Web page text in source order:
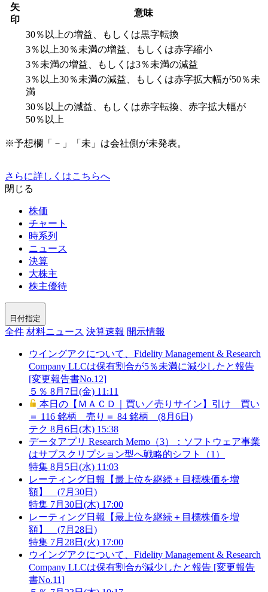
矢
印
意味
30％以上の増益、もしくは黒字転換
3％以上30％未満の増益、もしくは赤字縮小
3％未満の増益、もしくは3％未満の減益
3％以上30％未満の減益、もしくは赤字拡大幅が50％未
満
30％以上の減益、もしくは赤字転換、赤字拡大幅が
50％以上
※予想欄「－」「未」は会社側が未発表。
さらに詳しくはこちらへ
閉じる
株価
チャート
時系列
ニュース
決算
大株主
株主優待
日付指定
全件 材料ニュース 決算速報 開示情報
ウイングアクについて、Fidelity Management & Research
Company LLCは保有割合が5％未満に減少したと報告
[変更報告書No.12]
５％ 8月7日(金) 11:11
本日の【ＭＡＣＤ｜買い／売りサイン】引け 買い
＝ 116 銘柄 売り＝ 84 銘柄 (8月6日)
テク 8月6日(木) 15:38
データアプリ Research Memo（3）：ソフトウェア事業
はサブスクリプション型へ戦略的シフト（1）
特集 8月5日(水) 11:03
レーティング日報【最上位を継続＋目標株価を増
額】 (7月30日)
特集 7月30日(木) 17:00
レーティング日報【最上位を継続＋目標株価を増
額】 (7月28日)
特集 7月28日(火) 17:00
ウイングアクについて、Fidelity Management & Research
Company LLCは保有割合が減少したと報告 [変更報告
書No.11]